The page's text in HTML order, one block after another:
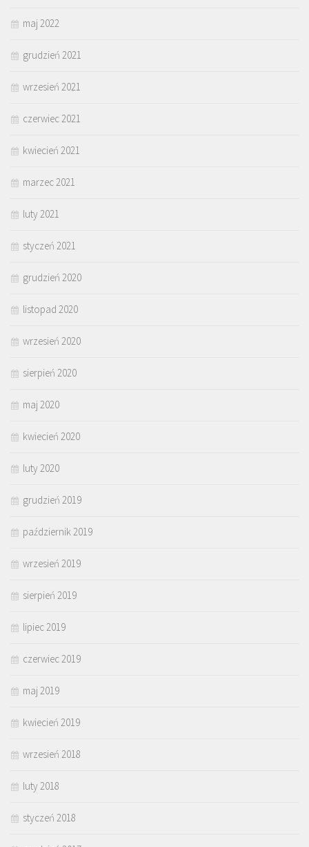
maj 2022
grudzień 2021
wrzesień 2021
czerwiec 2021
kwiecień 2021
marzec 2021
luty 2021
styczeń 2021
grudzień 2020
listopad 2020
wrzesień 2020
sierpień 2020
maj 2020
kwiecień 2020
luty 2020
grudzień 2019
październik 2019
wrzesień 2019
sierpień 2019
lipiec 2019
czerwiec 2019
maj 2019
kwiecień 2019
wrzesień 2018
luty 2018
styczeń 2018